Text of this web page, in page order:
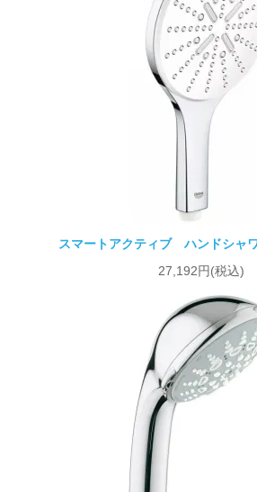
スマートアクティブ ハンドシャ
27,192円(税込)